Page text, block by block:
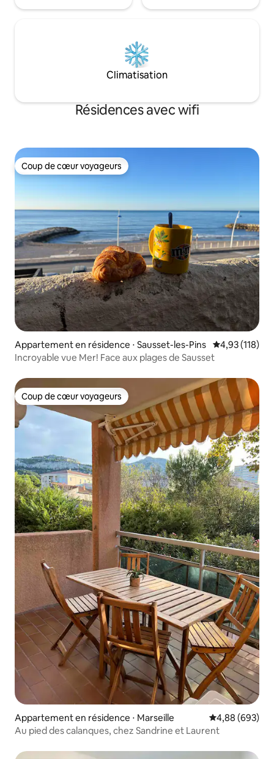
Climatisation
Résidences avec wifi
Coup de cœur voyageurs
Coup de cœur voyageurs
Appartement en résidence ⋅ Sausset-les-Pins Évaluation
4,93 (118)
Incroyable vue Mer! Face aux plages de Sausset
Coup de cœur voyageurs
Coup de cœur voyageurs
Appartement en résidence ⋅ Marseille Évaluation
4,88 (693)
Au pied des calanques, chez Sandrine et Laurent